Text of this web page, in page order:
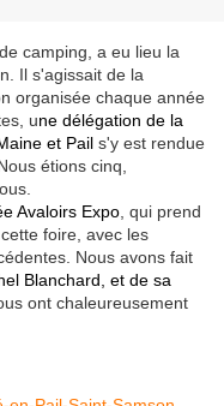
camping, a eu lieu la
Il s'agissait de la
organisée chaque année
une délégation de la
et Pail s'y est rendue
étions cinq,
Avaloirs Expo , qui prend
foire, avec les
Nous avons fait
Blanchard, et de sa
ont chaleureusement